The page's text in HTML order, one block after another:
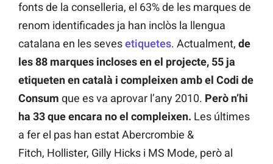
fonts de la conselleria, el 63% de les marques de
renom identificades ja han inclòs la llengua
catalana en les sevesetiquetes. Actualment, de
les 88 marques incloses en el projecte, 55 ja
etiqueten en català i compleixen amb el Codi de
Consum que es va aprovar l’any 2010. Però n’hi
ha 33 que encara noel compleixen. Les últimes
a fer el pas han estat Abercrombie &
Fitch, Hollister, Gilly Hicks i MS Mode, però al